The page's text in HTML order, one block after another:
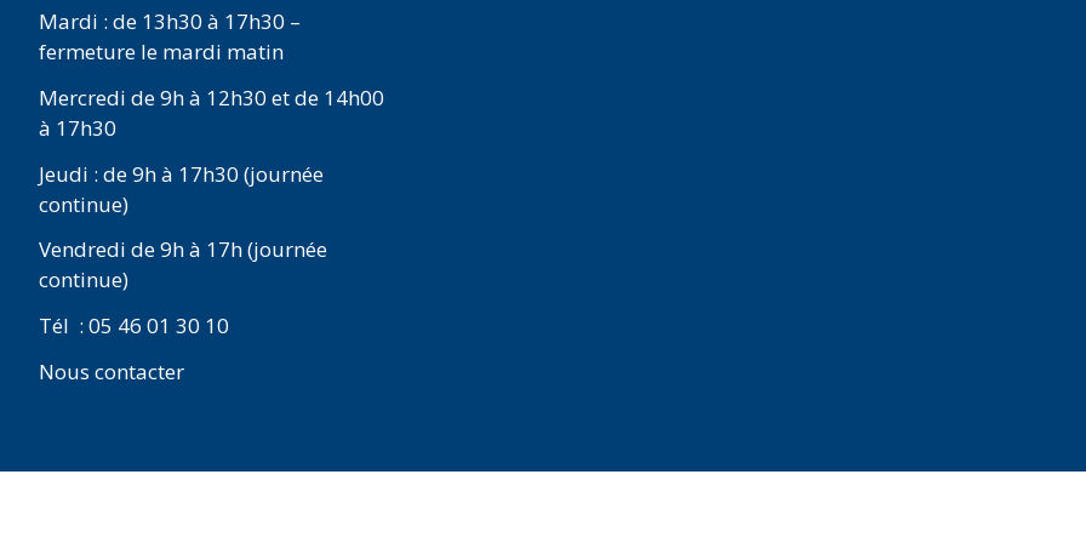
Mardi : de 13h30 à 17h30 –
fermeture le mardi matin
Mercredi de 9h à 12h30 et de 14h00
à 17h30
Jeudi : de 9h à 17h30 (journée
continue)
Vendredi de 9h à 17h (journée
continue)
Tél : 05 46 01 30 10
Nous contacter